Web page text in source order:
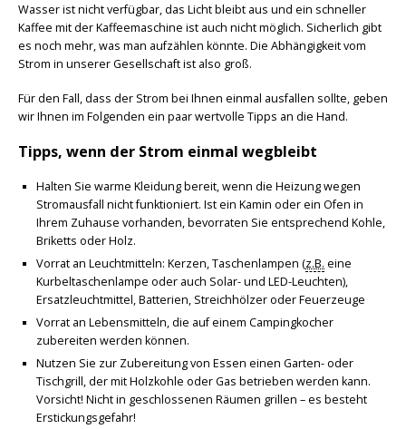
Wasser ist nicht verfügbar, das Licht bleibt aus und ein schneller
Kaffee mit der Kaffeemaschine ist auch nicht möglich. Sicherlich gibt
es noch mehr, was man aufzählen könnte. Die Abhängigkeit vom
Strom in unserer Gesellschaft ist also groß.
Für den Fall, dass der Strom bei Ihnen einmal ausfallen sollte, geben
wir Ihnen im Folgenden ein paar wertvolle Tipps an die Hand.
Tipps, wenn der Strom einmal wegbleibt
Halten Sie warme Kleidung bereit, wenn die Heizung wegen
Stromausfall nicht funktioniert. Ist ein Kamin oder ein Ofen in
Ihrem Zuhause vorhanden, bevorraten Sie entsprechend Kohle,
Briketts oder Holz.
Vorrat an Leuchtmitteln: Kerzen, Taschenlampen (z.B. eine
Kurbeltaschenlampe oder auch Solar- und LED-Leuchten),
Ersatzleuchtmittel, Batterien, Streichhölzer oder Feuerzeuge
Vorrat an Lebensmitteln, die auf einem Campingkocher
zubereiten werden können.
Nutzen Sie zur Zubereitung von Essen einen Garten- oder
Tischgrill, der mit Holzkohle oder Gas betrieben werden kann.
Vorsicht! Nicht in geschlossenen Räumen grillen – es besteht
Erstickungsgefahr!